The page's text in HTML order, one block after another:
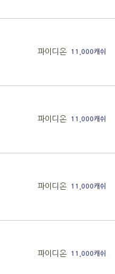
파이디온 11,000캐쉬
파이디온 11,000캐쉬
파이디온 11,000캐쉬
파이디온 11,000캐쉬